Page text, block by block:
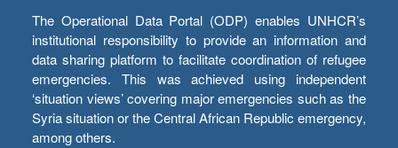
The Operational Data Portal (ODP) enables UNHCR’s
institutional responsibility to provide an information and
data sharing platform to facilitate coordination of refugee
emergencies. This was achieved using independent
‘situation views’ covering major emergencies such as the
Syria situation or the Central African Republic emergency,
among others.